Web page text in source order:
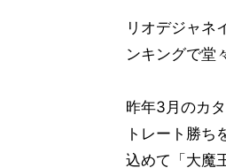
リオデジャネ
ンキングで堂
昨年3月のカ
トレート勝ち
込めて「大魔